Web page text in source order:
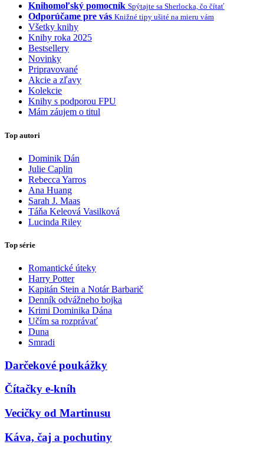
Knihomoľský pomocník Spýtajte sa Sherlocka, čo čítať
Odporúčame pre vás Knižné tipy ušité na mieru vám
Všetky knihy
Knihy roka 2025
Bestsellery
Novinky
Pripravované
Akcie a zľavy
Kolekcie
Knihy s podporou FPU
Mám záujem o titul
Top autori
Dominik Dán
Julie Caplin
Rebecca Yarros
Ana Huang
Sarah J. Maas
Táňa Keleová Vasilková
Lucinda Riley
Top série
Romantické úteky
Harry Potter
Kapitán Stein a Notár Barbarič
Denník odvážneho bojka
Krimi Dominika Dána
Učím sa rozprávať
Duna
Smradi
Darčekové poukážky
Čítačky e-kníh
Vecičky od Martinusu
Káva, čaj a pochutiny